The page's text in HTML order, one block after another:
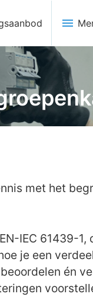
menu
met het
IEC 61439-
je een
én